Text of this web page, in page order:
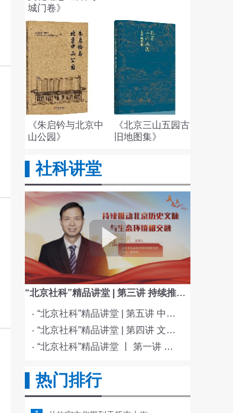
城门卷》
《朱启钤与北京中
山公园》
《北京三山五园古
旧地图集》
社科讲堂
“北京社科”精品讲堂 | 第三讲 持续推动北京历史文脉与生态环境相交融
“北京社科”精品讲堂 | 第五讲 中国电影与文化传统
“北京社科”精品讲堂 | 第四讲 文化与科技融合赋能新质生产力发展
“北京社科”精品讲堂 丨 第一讲 《红楼梦》的北京情缘
热门排行